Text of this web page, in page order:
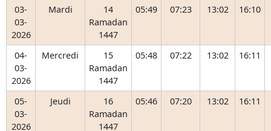
03-
03-
2026
Mardi
14
Ramadan
1447
05:49 07:23 13:02 16:10
04-
03-
2026
Mercredi
15
Ramadan
1447
05:48 07:22 13:02 16:11
05-
03-
2026
Jeudi
16
Ramadan
1447
05:46 07:20 13:02 16:11